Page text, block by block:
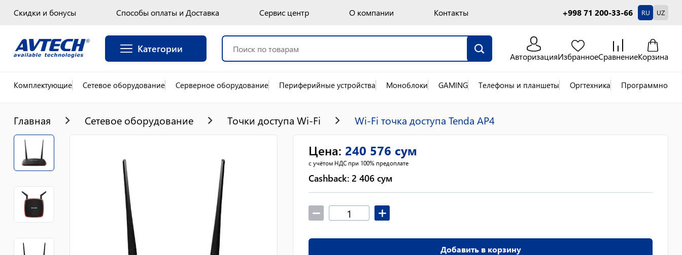
Скидки и бонусы Способы оплаты и Доставка Сервис центр О компании Контакты +998 71 200-33-66 RU UZ
Категории
АвторизацияИзбранноеСравнениеКорзина
Комплектующие Сетевое оборудование Серверное оборудование Периферийные устройства Моноблоки GAMING Телефоны и планшеты Оргтехника Программное
Главная Сетевое оборудование Точки доступа Wi-Fi Wi-Fi точка доступа Tenda AP4
Цена: 240 576 сум
с учётом НДС при 100% предоплате
Cashback: 2 406 сум
Добавить в корзину